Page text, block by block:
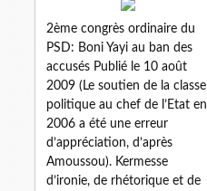
2ème congrès ordinaire du
PSD: Boni Yayi au ban des
accusés Publié le 10 août
2009 (Le soutien de la classe
politique au chef de l’Etat en
2006 a été une erreur
d’appréciation, d’après
Amoussou). Kermesse
d’ironie, de rhétorique et de